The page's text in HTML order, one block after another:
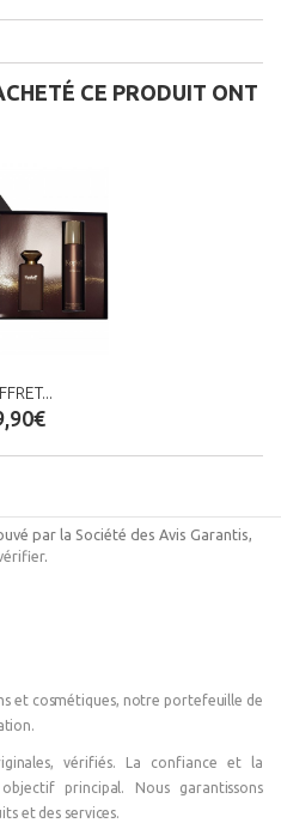
CE PRODUIT ONT
par la Société des Avis Garantis,
.
et cosmétiques, notre portefeuille de
vérifiés. La confiance et la
principal. Nous garantissons
et des services.